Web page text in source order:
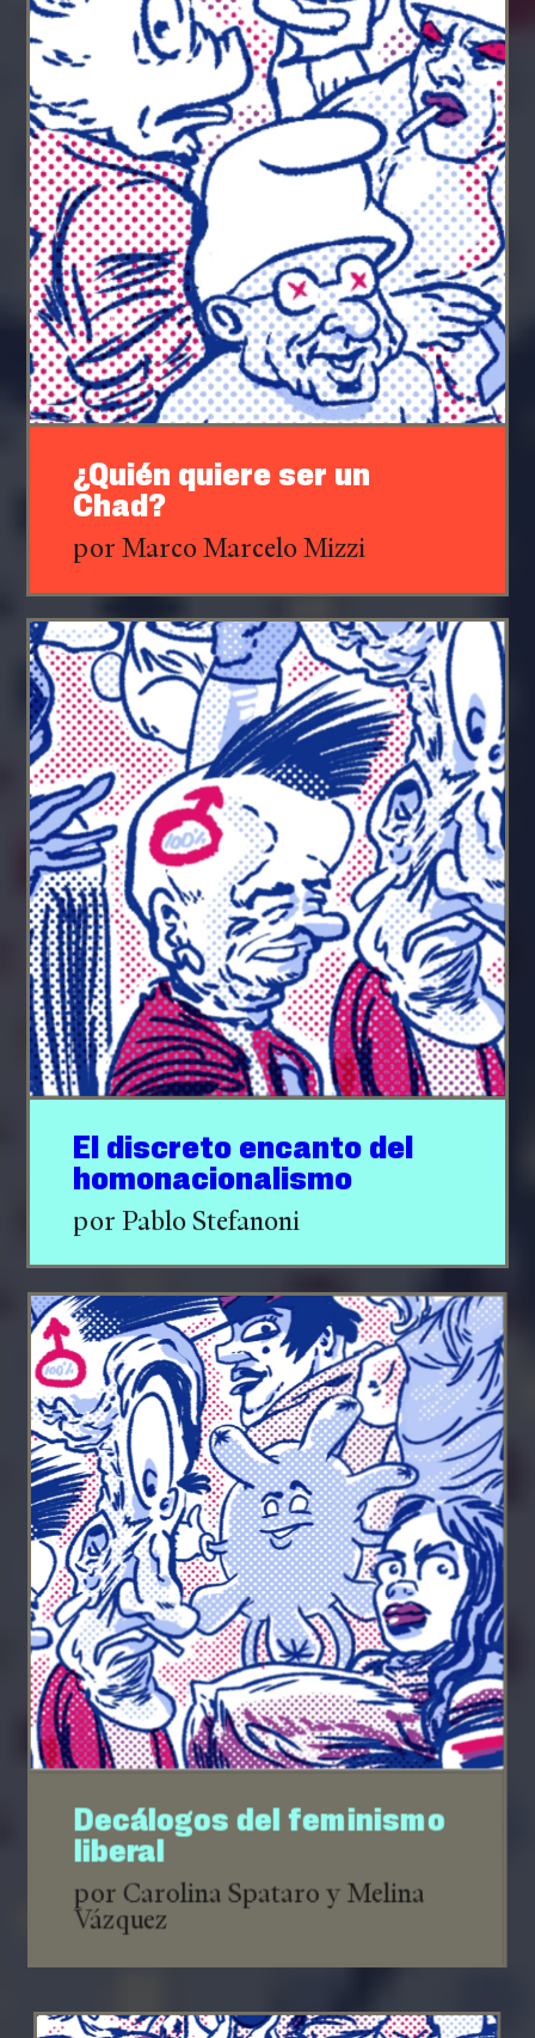
¿Quién quiere ser un
Chad?
por Marco Marcelo Mizzi
El discreto encanto del
homonacionalismo
por Pablo Stefanoni
Decálogos del feminismo
liberal
por Carolina Spataro y Melina
Vázquez